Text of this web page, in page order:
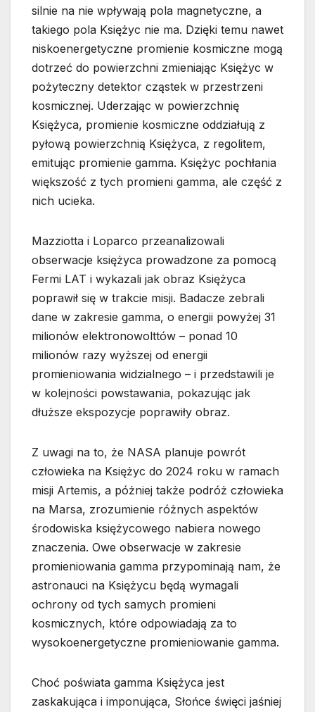
silnie na nie wpływają pola magnetyczne, a
takiego pola Księżyc nie ma. Dzięki temu nawet
niskoenergetyczne promienie kosmiczne mogą
dotrzeć do powierzchni zmieniając Księżyc w
pożyteczny detektor cząstek w przestrzeni
kosmicznej. Uderzając w powierzchnię
Księżyca, promienie kosmiczne oddziałują z
pyłową powierzchnią Księżyca, z regolitem,
emitując promienie gamma. Księżyc pochłania
większość z tych promieni gamma, ale część z
nich ucieka.
Mazziotta i Loparco przeanalizowali
obserwacje księżyca prowadzone za pomocą
Fermi LAT i wykazali jak obraz Księżyca
poprawił się w trakcie misji. Badacze zebrali
dane w zakresie gamma, o energii powyżej 31
milionów elektronowolttów – ponad 10
milionów razy wyższej od energii
promieniowania widzialnego – i przedstawili je
w kolejności powstawania, pokazując jak
dłuższe ekspozycje poprawiły obraz.
Z uwagi na to, że NASA planuje powrót
człowieka na Księżyc do 2024 roku w ramach
misji Artemis, a póżniej także podróż człowieka
na Marsa, zrozumienie różnych aspektów
środowiska księżycowego nabiera nowego
znaczenia. Owe obserwacje w zakresie
promieniowania gamma przypominają nam, że
astronauci na Księżycu będą wymagali
ochrony od tych samych promieni
kosmicznych, które odpowiadają za to
wysokoenergetyczne promieniowanie gamma.
Choć poświata gamma Księżyca jest
zaskakująca i imponująca, Słońce święci jaśniej